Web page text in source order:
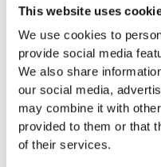
This website uses
We use cookies to
provide social media
We also share
our social media,
may combine it with
provided to them or that
of their services.
Läs Erlaus
Garantivillkor
Läs Erlaus garantivillkor